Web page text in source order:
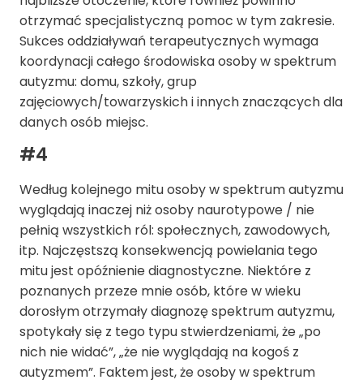
otrzymać specjalistyczną pomoc w tym zakresie.
Sukces oddziaływań terapeutycznych wymaga
koordynacji całego środowiska osoby w spektrum
autyzmu: domu, szkoły, grup
zajęciowych/towarzyskich i innych znaczących dla
danych osób miejsc.
#4
Według kolejnego mitu osoby w spektrum autyzmu
wyglądają inaczej niż osoby naurotypowe / nie
pełnią wszystkich ról: społecznych, zawodowych,
itp. Najczęstszą konsekwencją powielania tego
mitu jest opóźnienie diagnostyczne. Niektóre z
poznanych przeze mnie osób, które w wieku
dorosłym otrzymały diagnozę spektrum autyzmu,
spotykały się z tego typu stwierdzeniami, że „po
nich nie widać”, „że nie wyglądają na kogoś z
autyzmem”. Faktem jest, że osoby w spektrum